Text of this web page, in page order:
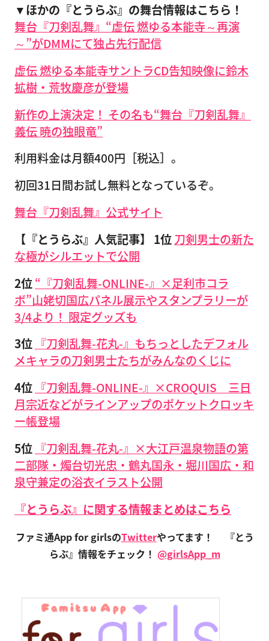
▼ほかの『とうらぶ』の舞台情報はこちら！
舞台『刀剣乱舞』“虚伝 燃ゆる本能寺～再演
～”がDMMにて独占先行配信
虚伝 燃ゆる本能寺サントラCD告知映像に鈴木
拡樹・荒牧慶彦が登場
新作の上演決定！ その名も“舞台『刀剣乱舞』
義伝 暁の独眼竜”
利用料金は月額400円［税込］。
初回31日間お試し無料となっているぞ。
舞台『刀剣乱舞』公式サイト
【『とうらぶ』人気記事】
1位刀剣男士の新た
な極がシルエットで公開
2位“『刀剣乱舞-ONLINE-』×足利市コラ
ボ”山姥切国広パネル展示やスタンプラリーが
3/4より！ 限定グッズも
3位 『刀剣乱舞-花丸-』もちっとしたデフォル
メキャラの刀剣男士たちがみんなのくじに
4位 『刀剣乱舞-ONLINE-』×CROQUIS 三日
月宗近などがラインアップのポケットクロッキ
ー帳登場
5位 『刀剣乱舞-花丸-』×大江戸温泉物語の第
二部隊・燭台切光忠・鶴丸国永・堀川国広・和
泉守兼定の浴衣イラスト公開
『とうらぶ』に関する情報まとめはこちら
ファミ通App for girlsのTwitterやってます！
『とう
らぶ』情報をチェック！ @girlsApp_m